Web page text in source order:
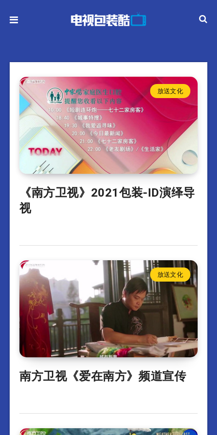
放送文化
《南方卫视》2021包装-ID演绎导
视
放送文化
南方卫视《爱在南方》频道宣传